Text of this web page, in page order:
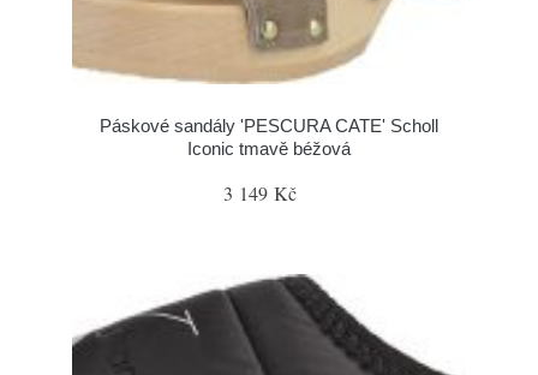
Páskové sandály 'PESCURA CATE' Scholl
Iconic tmavě béžová
3 149 Kč